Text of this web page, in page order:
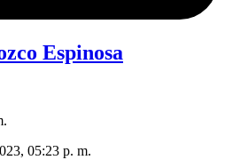
Espinosa
05:23 p. m.